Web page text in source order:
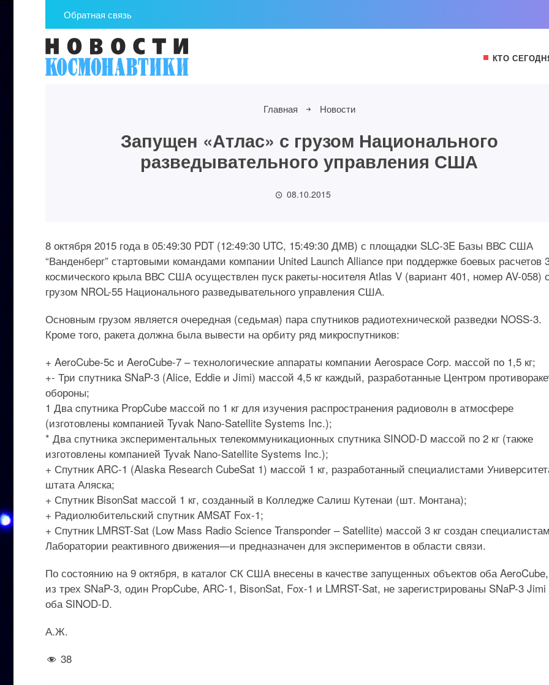
Обратная связь
КТО
Главная Новости
Запущен «Атлас» с грузом Национального
разведывательного управления США
08.10.2015
8 октября 2015 года в 05:49:30 PDT (12:49:30 UTC, 15:49:30 ДМВ) с площадки SLC-3E Базы ВВС США
“Ванденберг” стартовыми командами компании United Launch Alliance при поддержке боевых расчетов
космического крыла ВВС США осуществлен пуск ракеты-носителя Atlas V (вариант 401, номер AV-058)
грузом NROL-55 Национального разведывательного управления США.
Основным грузом является очередная (седьмая) пара спутников радиотехнической разведки NOSS-3.
Кроме того, ракета должна была вывести на орбиту ряд микроспутников:
+ AeroCube-5c и AeroCube-7 – технологические аппараты компании Aerospace Corp. массой по 1,5 кг;
+- Три спутника SNaP-3 (Alice, Eddie и Jimi) массой 4,5 кг каждый, разработанные Центром
обороны;
1 Два cпутника PropCube массой по 1 кг для изучения распространения радиоволн в атмосфере
(изготовлены компанией Tyvak Nano-Satellite Systems Inc.);
* Два спутника экспериментальных телекоммуникационных спутника SINOD-D массой по 2 кг (также
изготовлены компанией Tyvak Nano-Satellite Systems Inc.);
+ Спутник ARC-1 (Alaska Research CubeSat 1) массой 1 кг, разработанный специалистами
штата Аляска;
+ Спутник BisonSat массой 1 кг, созданный в Колледже Салиш Кутенаи (шт. Монтана);
+ Радиолюбительский спутник AMSAT Fox-1;
+ Спутник LMRST-Sat (Low Mass Radio Science Transponder – Satellite) массой 3 кг создан
Лаборатории реактивного движения—и предназначен для экспериментов в области связи.
По состоянию на 9 октября, в каталог СК США внесены в качестве запущенных объектов оба
из трех SNaP-3, один PropCube, ARC-1, BisonSat, Fox-1 и LMRST-Sat, не зарегистрированы SNaP-3
оба SINOD-D.
А.Ж.
38